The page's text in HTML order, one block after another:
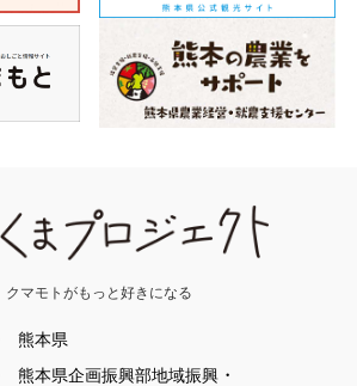
クマモトがもっと好きになる
熊本県
熊本県企画振興部地域振興 ・